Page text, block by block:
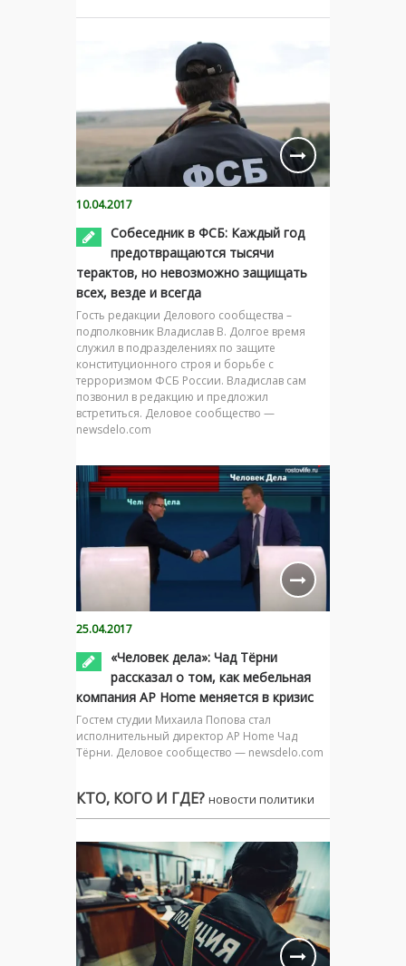
10.04.2017
Собеседник в ФСБ: Каждый год
предотвращаются тысячи
терактов, но невозможно защищать
всех, везде и всегда
Гость редакции Делового сообщества –
подполковник Владислав В. Долгое время
служил в подразделениях по защите
конституционного строя и борьбе с
терроризмом ФСБ России. Владислав сам
позвонил в редакцию и предложил
встретиться. Деловое сообщество —
newsdelo.com
25.04.2017
«Человек дела»: Чад Тёрни
рассказал о том, как мебельная
компания AP Home меняется в кризис
Гостем студии Михаила Попова стал
исполнительный директор AP Home Чад
Тёрни. Деловое сообщество — newsdelo.com
КТО, КОГО И ГДЕ? новости политики